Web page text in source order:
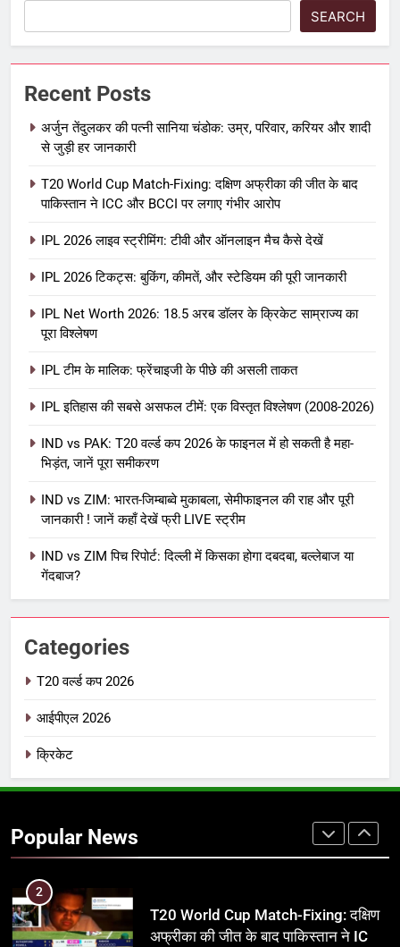
SEARCH
Recent Posts
अर्जुन तेंदुलकर की पत्नी सानिया चंडोक: उम्र, परिवार, करियर और शादी
से जुड़ी हर जानकारी
T20 World Cup Match-Fixing: दक्षिण अफ्रीका की जीत के बाद
पाकिस्तान ने ICC और BCCI पर लगाए गंभीर आरोप
IPL 2026 लाइव स्ट्रीमिंग: टीवी और ऑनलाइन मैच कैसे देखें
IPL 2026 टिकट्स: बुकिंग, कीमतें, और स्टेडियम की पूरी जानकारी
IPL Net Worth 2026: 18.5 अरब डॉलर के क्रिकेट साम्राज्य का
पूरा विश्लेषण
IPL टीम के मालिक: फ्रेंचाइजी के पीछे की असली ताकत
IPL इतिहास की सबसे असफल टीमें: एक विस्तृत विश्लेषण (2008-2026)
IND vs PAK: T20 वर्ल्ड कप 2026 के फाइनल में हो सकती है महा-
भिड़ंत, जानें पूरा समीकरण
IND vs ZIM: भारत-जिम्बाब्वे मुकाबला, सेमीफाइनल की राह और पूरी
जानकारी ! जानें कहाँ देखें फ्री LIVE स्ट्रीम
IND vs ZIM पिच रिपोर्ट: दिल्ली में किसका होगा दबदबा, बल्लेबाज या
गेंदबाज?
Categories
T20 वर्ल्ड कप 2026
आईपीएल 2026
क्रिकेट
Popular News
IPL Net Worth 2026: 18.5 अरब डॉलर
आईपीएल 2026 क्रिकेट
IPL टीम के मालिक: फ्रेंचाइजी के पीछे की
असली ताकत
आईपीएल 2026 क्रिकेट
IPL इतिहास की सबसे असफल टीमें: एक
8
अर्जुन तेंदुलकर की पत्नी सानिया चंडोक:
उम्र, परिवार, करियर और शादी से जुड़ी हर
2
T20 World Cup Match-Fixing: दक्षिण
अफ्रीका की जीत के बाद पाकिस्तान ने ICC